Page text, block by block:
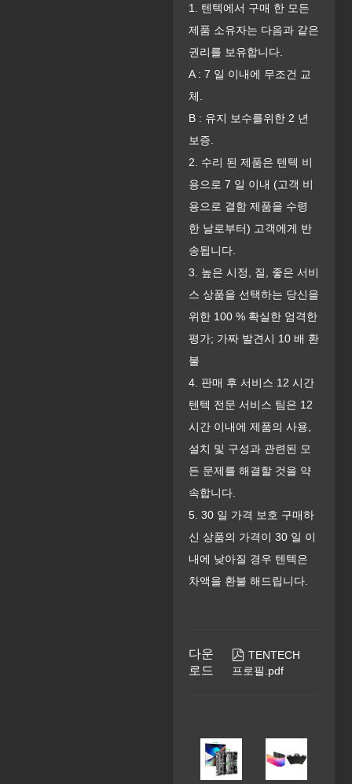
1. 텐텍에서 구매 한 모든
제품 소유자는 다음과 같은
권리를 보유합니다.
A : 7 일 이내에 무조건 교
체.
B : 유지 보수를위한 2 년
보증.
2. 수리 된 제품은 텐텍 비
용으로 7 일 이내 (고객 비
용으로 결함 제품을 수령
한 날로부터) 고객에게 반
송됩니다.
3. 높은 시정, 질, 좋은 서비
스 상품을 선택하는 당신을
위한 100 % 확실한 엄격한
평가; 가짜 발견시 10 배 환
불
4. 판매 후 서비스 12 시간
텐텍 전문 서비스 팀은 12
시간 이내에 제품의 사용,
설치 및 구성과 관련된 모
든 문제를 해결할 것을 약
속합니다.
5. 30 일 가격 보호 구매하
신 상품의 가격이 30 일 이
내에 낮아질 경우 텐텍은
차액을 환불 해드립니다.
다운
로드
 TENTECH
프로필.pdf